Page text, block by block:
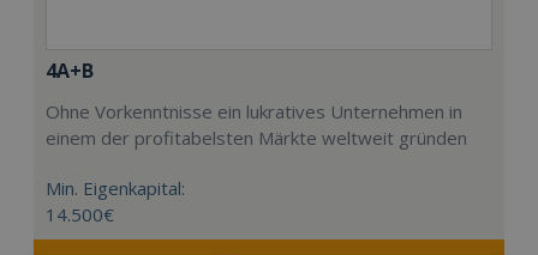
4A+B
Ohne Vorkenntnisse ein lukratives Unternehmen in
einem der profitabelsten Märkte weltweit gründen
Min. Eigenkapital:
14.500€